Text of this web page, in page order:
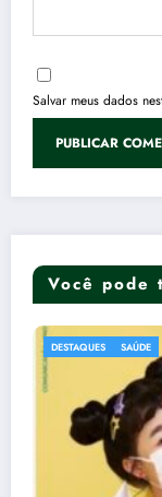
Salvar meus dados
Você pode